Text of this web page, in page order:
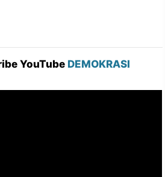
YouTube DEMOKRASI